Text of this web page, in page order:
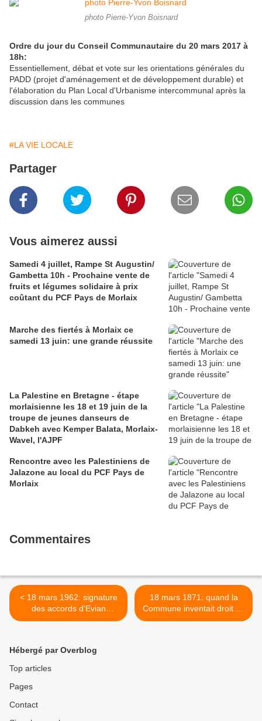
photo Pierre-Yvon Boisnard
Ordre du jour du Conseil Communautaire du 20 mars 2017 à
18h:
Essentiellement, débat et vote sur les orientations générales du
PADD (projet d'aménagement et de développement durable) et
l'élaboration du Plan Local d'Urbanisme intercommunal après la
discussion dans les communes
#LA VIE LOCALE
Partager
Vous aimerez aussi
Samedi 4 juillet, Rampe St Augustin/
Gambetta 10h - Prochaine vente de
fruits et légumes solidaire à prix
coûtant du PCF Pays de Morlaix
Marche des fiertés à Morlaix ce
samedi 13 juin: une grande réussite
La Palestine en Bretagne - étape
morlaisienne les 18 et 19 juin de la
troupe de jeunes danseurs de
Dabkeh avec Kemper Balata, Morlaix-
Wavel, l'AJPF
Rencontre avec les Palestiniens de
Jalazone au local du PCF Pays de
Morlaix
Commentaires
< 18 mars 1962: signature
des accords d'Evian
(Robert Clément)
18 mars 1871: quand la
Commune inventait droit du
travail et droit au travail
Hébergé par Overblog
Top articles
Pages
Contact